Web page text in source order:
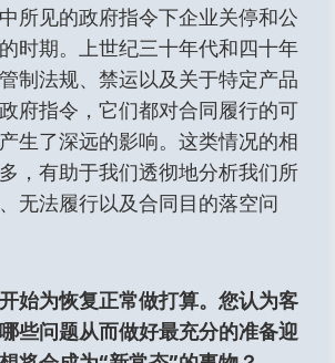
所见的政府指令下企业关停和公
时期。上世纪三十年代和四十年
制法规、禁运以及关于特定产品
府指令，它们都对合同履行的可
生了深远的影响。这类情况的相
，有助于我们透彻地分析我们所
无法履行以及合同目的落空问
始为恢复正常做打算。您认为客
些问题从而做好最充分的准备迎